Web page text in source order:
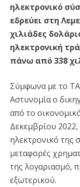
ηλεκτρονικό
εδρεύει στη
χιλιάδες
ηλεκτρονική
πάνω από 338
Σύμφωνα με το
Αστυνομία ο
από το
Δεκεμβρίου
ηλεκτρονικό της
μεταφορές
της λογαριασμό,
εξωτερικού.